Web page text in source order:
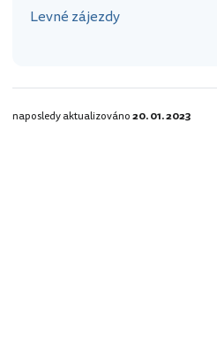
Levné zájezdy
naposledy aktualizováno20. 01. 2023